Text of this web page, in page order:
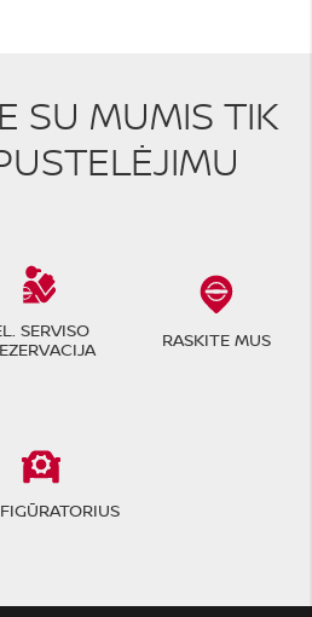
SU MUMIS TIK
SERVISO
RASKITE MUS